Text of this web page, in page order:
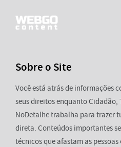
Sobre o Site
Você está atrás de informações
seus direitos enquanto Cidadão,
NoDetalhe trabalha para trazer
direta. Conteúdos importantes
técnicos que afastam as